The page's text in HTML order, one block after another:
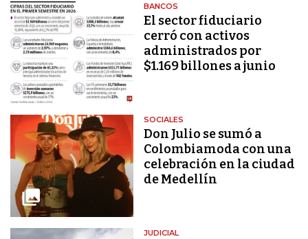
BANCOS
El sector fiduciario
cerró con activos
administrados por
$1.169 billones a junio
SOCIALES
Don Julio se sumó a
Colombiamoda con una
celebración en la ciudad
de Medellín
JUDICIAL